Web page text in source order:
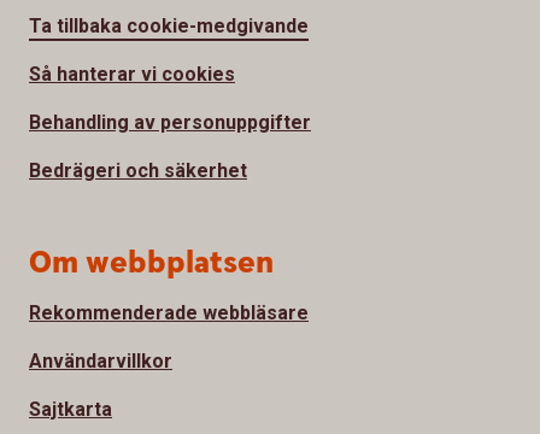
Ta tillbaka cookie-medgivande
Så hanterar vi cookies
Behandling av personuppgifter
Bedrägeri och säkerhet
Om webbplatsen
Rekommenderade webbläsare
Användarvillkor
Sajtkarta